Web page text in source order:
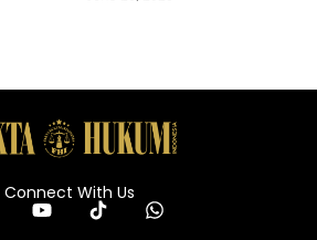
Connect With Us